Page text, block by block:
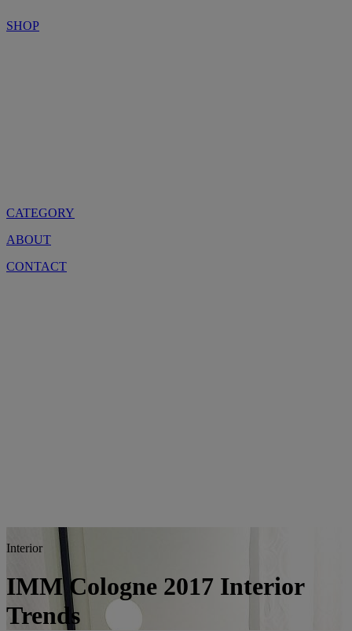
SHOP
CATEGORY
ABOUT
CONTACT
Interior
IMM Cologne 2017 Interior
Trends